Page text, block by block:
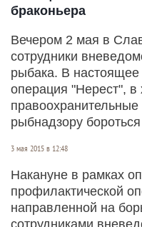
браконьера
Вечером 2 мая в
сотрудники
рыбака. В настоящее
операция "Нерест", в
рыбнадзору
3 мая 2015 в 12:48
Накануне в рамках
профилактической
направленной на
сотрудниками